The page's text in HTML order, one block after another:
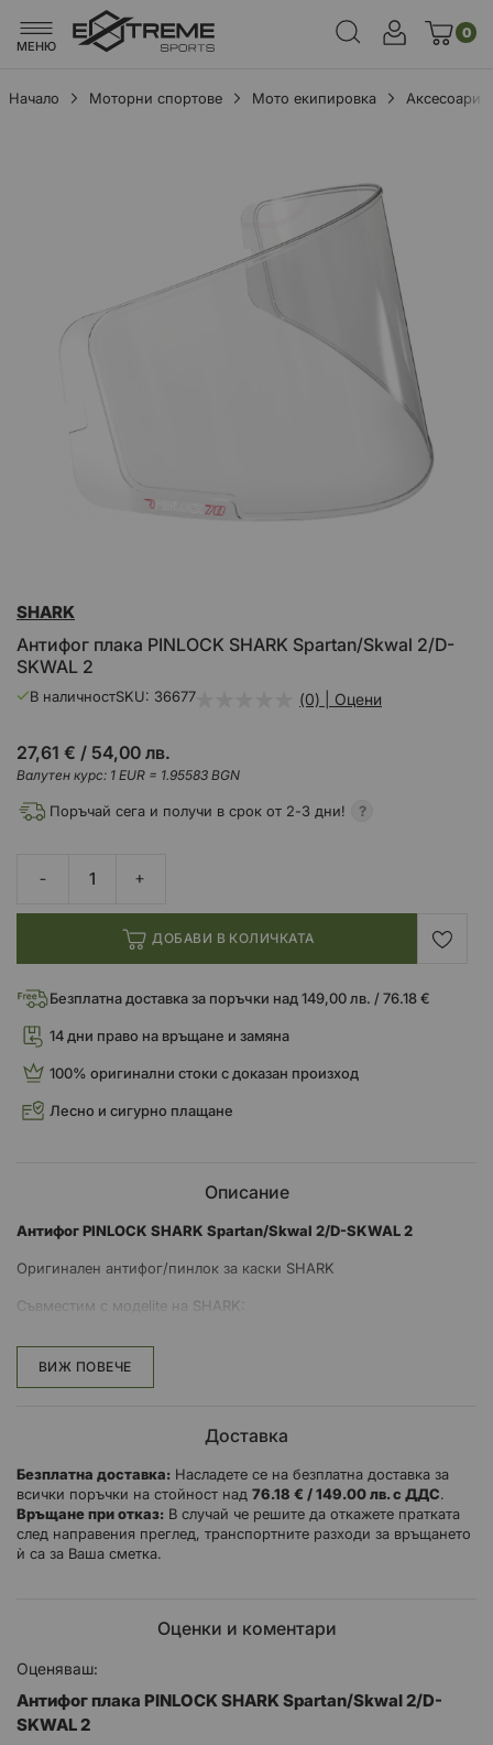
МЕНЮ
0
Начало Моторни спортове Мото екипировка
Аксесоари
към
на
галерия
със
Антифог плака PINLOCK SHARK Spartan/Skwal 2/D-
SKWAL 2
SHARK
В наличностSKU 36677 (0) | Оцени
27,61 € / 54,00 лв.
Валутен курс: 1 EUR = 1.95583 BGN
Поръчай сега и получи в срок от 2-3 дни!
ДОБАВИ В КОЛИЧКАТА
Безплатна доставка за поръчки над 149,00 лв. / 76.18 €
14 дни право на връщане и замяна
100% оригинални стоки с доказан произход
Лесно и сигурно плащане
Описание
Антифог PINLOCK SHARK Spartan/Skwal 2/D-SKWAL 2
Оригинален антифог/пинлок за каски SHARK
Съвместим с модеlite на SHARK:
SHARK - D-Skwal 2
SHARK - Skwal 2
SHARK - Spartan
SHARK - Spartan GT PRO
ВИЖ ПОВЕЧЕ
Доставка
Безплатна доставка: Насладете се на безплатна доставка за
всички поръчки на стойност над 76.18 € / 149.00 лв. с ДДС.
Връщане при отказ: В случай че решите да откажете пратката
след направения преглед, транспортните разходи за връщането
ѝ са за Ваша сметка.
Оценки и коментари
Оценяваш:
Антифог плака PINLOCK SHARK Spartan/Skwal 2/D-
SKWAL 2